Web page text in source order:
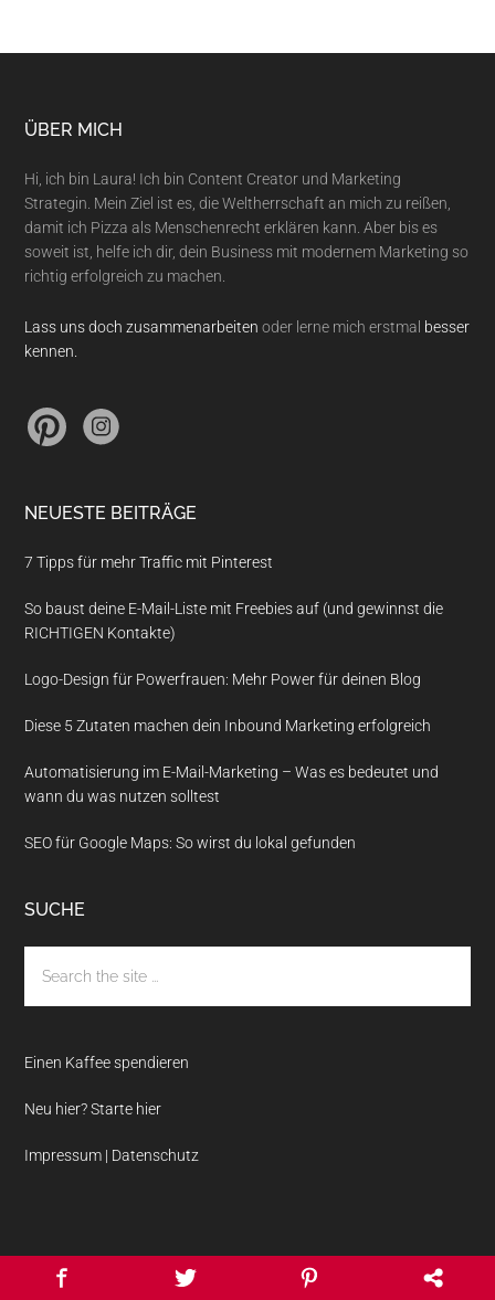
ÜBER MICH
Hi, ich bin Laura! Ich bin Content Creator und Marketing
Strategin. Mein Ziel ist es, die Weltherrschaft an mich zu reißen,
damit ich Pizza als Menschenrecht erklären kann. Aber bis es
soweit ist, helfe ich dir, dein Business mit modernem Marketing so
richtig erfolgreich zu machen.
Lass uns doch zusammenarbeiten oder lerne mich erstmal besser
kennen.
NEUESTE BEITRÄGE
7 Tipps für mehr Traffic mit Pinterest
So baust deine E-Mail-Liste mit Freebies auf (und gewinnst die
RICHTIGEN Kontakte)
Logo-Design für Powerfrauen: Mehr Power für deinen Blog
Diese 5 Zutaten machen dein Inbound Marketing erfolgreich
Automatisierung im E-Mail-Marketing – Was es bedeutet und
wann du was nutzen solltest
SEO für Google Maps: So wirst du lokal gefunden
SUCHE
Einen Kaffee spendieren
Neu hier? Starte hier
Impressum | Datenschutz